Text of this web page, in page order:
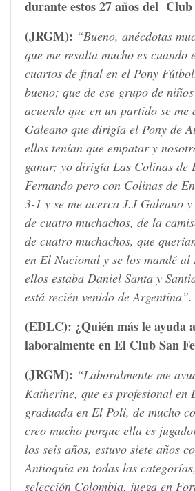
durante estos 27 años del
(JRGM): “Bueno, anécdotas
que me resalta mucho es cuando
cuartos de final en el Pony
bueno; que de ese grupo de
acuerdo que en un partido se me
Galeano que dirigía el Pony de
ellos tenían que empatar y
ganar; yo dirigía Las Colinas de
Fernando pero con Colinas de
3-1 y se me acerca J.J Galeano
de cuatro muchachos, de la
de cuatro muchachos, que
en El Nacional y se los mandé
ellos estaba Daniel Santa y
está recién venido de Argentina”.
(EDLC): ¿Quién más le ayuda
laboralmente en El Club San
(JRGM): “Laboralmente me
Katherine, que es profesional en
graduada en El Poli, de mucho
creo mucho porque ella es
los seis años, estuvo siete años
Antioquia en todas las
selección Colombia, juega en